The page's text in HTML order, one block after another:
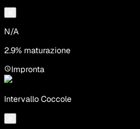
N/A
2.9% maturazione
Impronta
Intervallo Coccole